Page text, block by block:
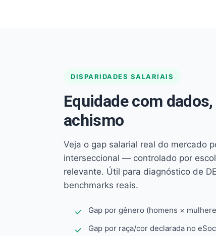
DISPARIDADES SALARIAIS
Equidade com
achismo
Veja o gap salarial real do mercado
interseccional — controlado por
relevante. Útil para diagnóstico de
benchmarks reais.
Gap por gênero (homens ×
Gap por raça/cor declarada no